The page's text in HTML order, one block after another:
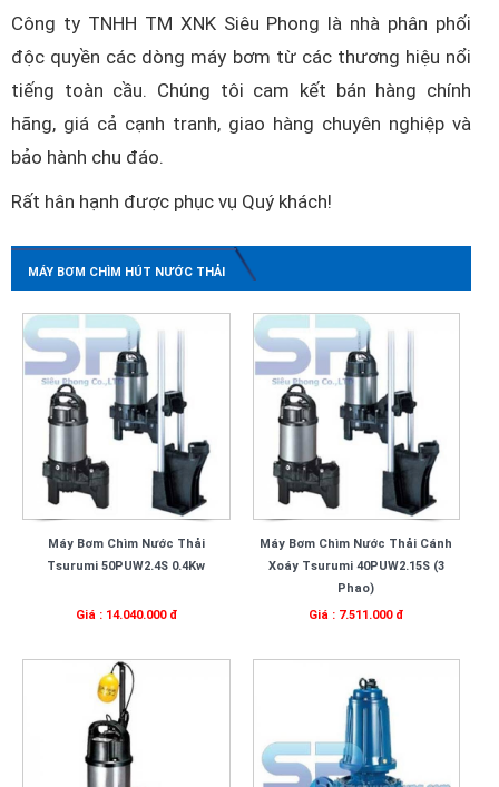
Công ty TNHH TM XNK Siêu Phong là nhà phân phối
độc quyền các dòng máy bơm từ các thương hiệu nổi
tiếng toàn cầu. Chúng tôi cam kết bán hàng chính
hãng, giá cả cạnh tranh, giao hàng chuyên nghiệp và
bảo hành chu đáo.
Rất hân hạnh được phục vụ Quý khách!
MÁY BƠM CHÌM HÚT NƯỚC THẢI
Máy Bơm Chìm Nước Thải
Tsurumi 50PUW2.4S 0.4Kw
Giá : 14.040.000 đ
Máy Bơm Chìm Nước Thải Cánh
Xoáy Tsurumi 40PUW2.15S (3
Phao)
Giá : 7.511.000 đ